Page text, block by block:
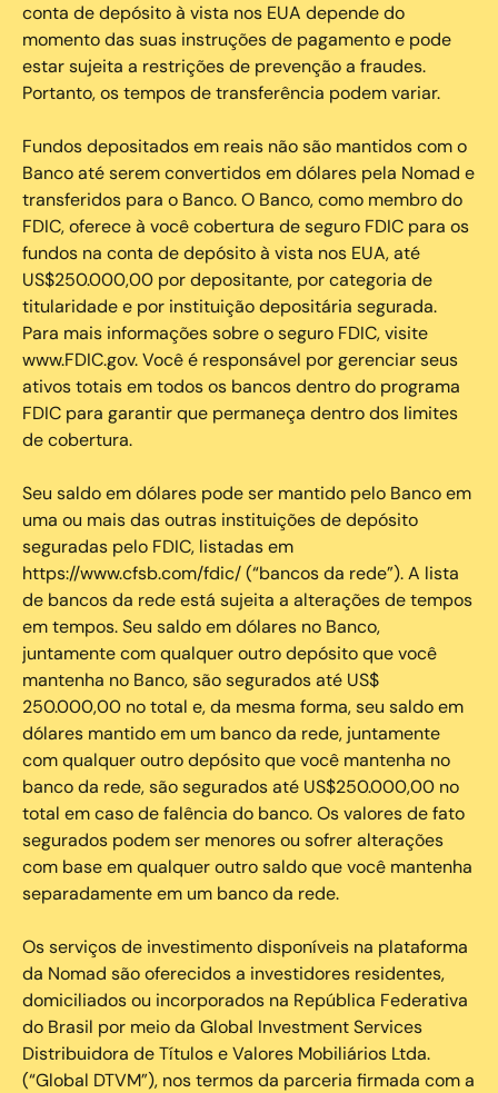
conta de depósito à vista nos EUA depende do
momento das suas instruções de pagamento e pode
estar sujeita a restrições de prevenção a fraudes.
Portanto, os tempos de transferência podem variar.
Fundos depositados em reais não são mantidos com o
Banco até serem convertidos em dólares pela Nomad e
transferidos para o Banco. O Banco, como membro do
FDIC, oferece à você cobertura de seguro FDIC para os
fundos na conta de depósito à vista nos EUA, até
US$250.000,00 por depositante, por categoria de
titularidade e por instituição depositária segurada.
Para mais informações sobre o seguro FDIC, visite
www.FDIC.gov. Você é responsável por gerenciar seus
ativos totais em todos os bancos dentro do programa
FDIC para garantir que permaneça dentro dos limites
de cobertura.
Seu saldo em dólares pode ser mantido pelo Banco em
uma ou mais das outras instituições de depósito
seguradas pelo FDIC, listadas em
https://www.cfsb.com/fdic/ (“bancos da rede”). A lista
de bancos da rede está sujeita a alterações de tempos
em tempos. Seu saldo em dólares no Banco,
juntamente com qualquer outro depósito que você
mantenha no Banco, são segurados até US$
250.000,00 no total e, da mesma forma, seu saldo em
dólares mantido em um banco da rede, juntamente
com qualquer outro depósito que você mantenha no
banco da rede, são segurados até US$250.000,00 no
total em caso de falência do banco. Os valores de fato
segurados podem ser menores ou sofrer alterações
com base em qualquer outro saldo que você mantenha
separadamente em um banco da rede.
Os serviços de investimento disponíveis na plataforma
da Nomad são oferecidos a investidores residentes,
domiciliados ou incorporados na República Federativa
do Brasil por meio da Global Investment Services
Distribuidora de Títulos e Valores Mobiliários Ltda.
(“Global DTVM”), nos termos da parceria firmada com a